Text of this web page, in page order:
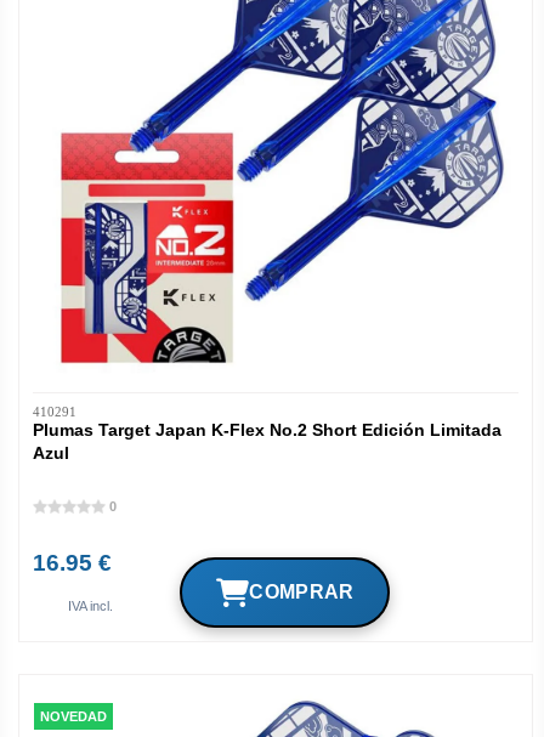
410291
Plumas Target Japan K-Flex No.2 Short Edición Limitada
Azul
0
16.95 €
IVA incl.
NOVEDAD